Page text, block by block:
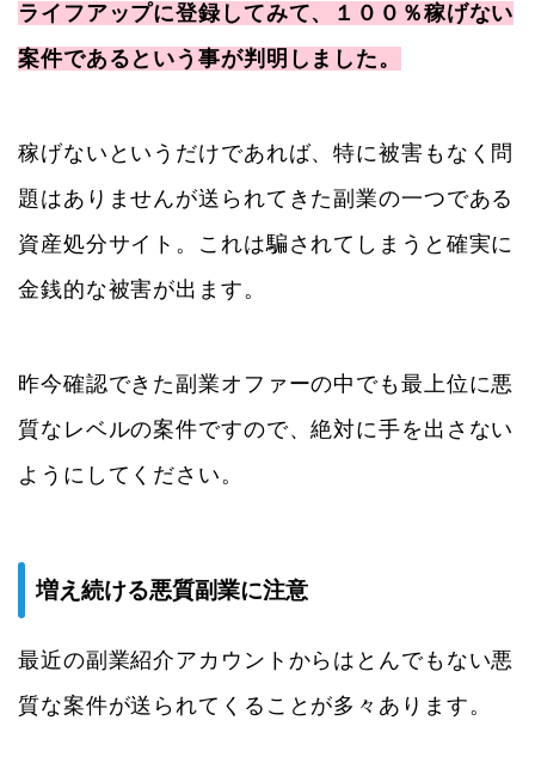
ライフアップに登録してみて、１００％稼げない
案件であるという事が判明しました。
稼げないというだけであれば、特に被害もなく問
題はありませんが送られてきた副業の一つである
資産処分サイト。これは騙されてしまうと確実に
金銭的な被害が出ます。
昨今確認できた副業オファーの中でも最上位に悪
質なレベルの案件ですので、絶対に手を出さない
ようにしてください。
増え続ける悪質副業に注意
最近の副業紹介アカウントからはとんでもない悪
質な案件が送られてくることが多々あります。